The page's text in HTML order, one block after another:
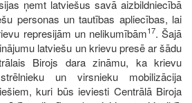
ņemt latviešus savā aizbildniecībā
personas un tautības apliecības, lai
represijām un nelikumībām17. Šajā
latviešu un krievu presē ar šādu
Birojs dara zināmu, ka krievu
un virsnieku mobilizācija
kuri būs ieviesti Centrālā Biroja